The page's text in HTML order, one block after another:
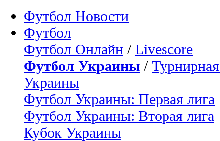
Футбол Новости
Футбол
Футбол Онлайн / Livescore
Футбол Украины /
Украины
Футбол Украины: Первая лига
Футбол Украины: Вторая лига
Кубок Украины